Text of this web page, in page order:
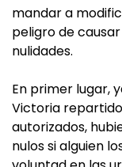
mandar a
peligro de
nulidades.
En primer lugar,
Victoria
autorizados,
nulos si alguien